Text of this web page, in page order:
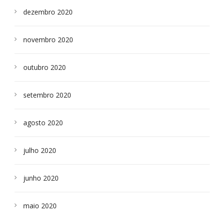
dezembro 2020
novembro 2020
outubro 2020
setembro 2020
agosto 2020
julho 2020
junho 2020
maio 2020